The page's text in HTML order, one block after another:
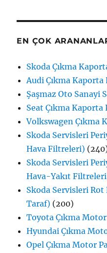
EN ÇOK
Skoda Çıkma
Audi Çıkma Kaporta
Şaşmaz Oto Sanayi
Seat Çıkma Kaporta
Volkswagen Çıkma
Skoda Servisleri
Hava Filtreleri)
Skoda Servisleri
Hava-Yakıt
Skoda Servisleri Rot
Taraf) (200)
Toyota Çıkma Motor
Hyundai Çıkma
Opel Çıkma Motor